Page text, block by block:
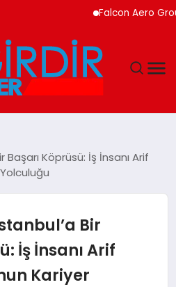
Falcon Aero Group,
Köprüsü: İş İnsanı Arif
Bir
İş İnsanı Arif
Kariyer